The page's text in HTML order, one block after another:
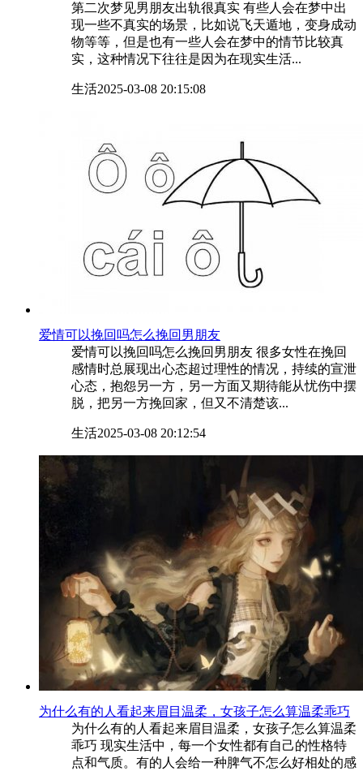
第二次梦见男朋友出轨很真实 有些人会在梦中出
现一些不真实的场景，比如说飞天遁地，变身成动
物等等，但是也有一些人会在梦中的情节比较真
实，这种情况下往往是因为在现实生活...
生活2025-03-08 20:15:08
​爱情可以挽回吗怎么挽回男朋友
爱情可以挽回吗怎么挽回男朋友 很多女性在挽回
感情时总展现出心态超过理性的情况，持续的宣泄
心态，抱怨另一方，另一方面又期待能从忧伤中摆
脱，把另一方挽回家，但又不清楚该...
生活2025-03-08 20:12:54
​为什么有的人看起来眉目温柔，女孩子怎么算温柔乖巧
为什么有的人看起来眉目温柔，女孩子怎么算温柔
乖巧 现实生活中，每一个女性都有自己的性格特
点和气质。有的人会给一种脾气不怎么好相处的感